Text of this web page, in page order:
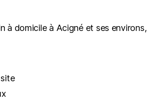
à domicile à Acigné et ses environs,